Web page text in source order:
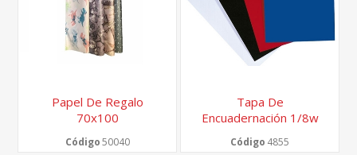
Papel De Regalo
70x100
Código50040
Tapa De
Encuadernación 1/8w
25x36cm
Código 4855